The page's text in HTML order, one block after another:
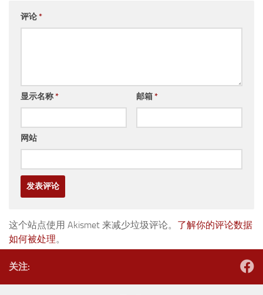
评论*
显示名称* 邮箱*
网站
这个站点使用 Akismet 来减少垃圾评论。 了解你的评论数据
如何被处理。
关注: